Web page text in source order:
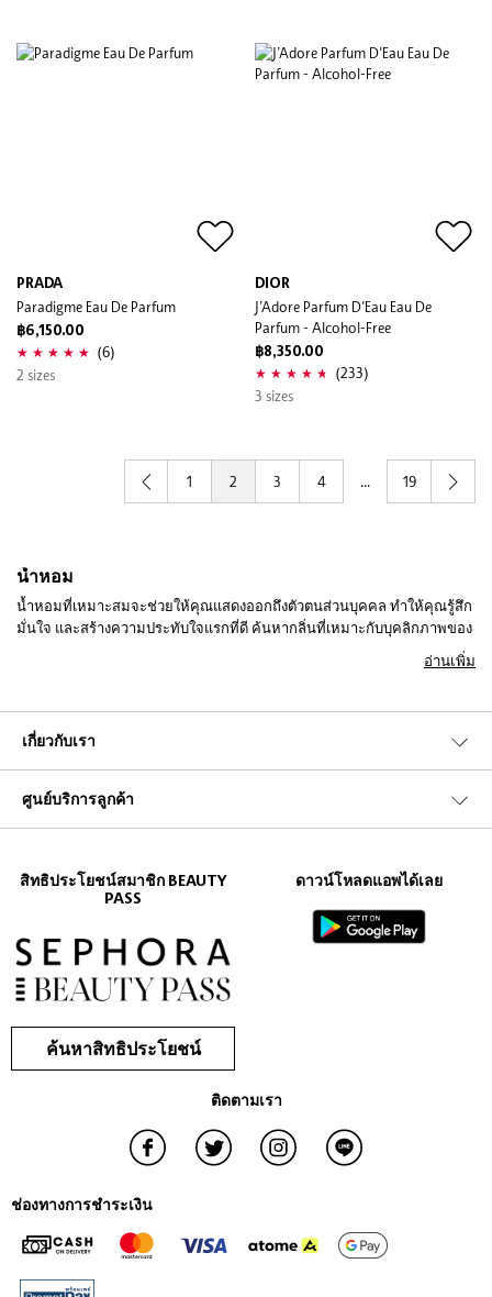
PRADA
Paradigme Eau De Parfum
฿6,150.00
(6)
2 sizes
DIOR
J’Adore Parfum D'Eau Eau De
Parfum - Alcohol-Free
฿8,350.00
(233)
3 sizes
1 2 3 4 ... 19
น้ำหอม
น้ำหอมที่เหมาะสมจะช่วยให้คุณแสดงออกถึงตัวตนส่วนบุคคล ทำให้คุณรู้สึก
มั่นใจ และสร้างความประทับใจแรกที่ดี ค้นหากลิ่นที่เหมาะกับบุคลิกภาพของ
คุณจากกลุ่มน้ำหอม สเปรย์ ระงับกลิ่นกาย และอื่นๆ ที่มีให้เลือกมากมายเมื่อ
หากคุณชอบกลิ่นหอมเบาๆ แบบเขตร้อนที่ทำให้นึกถึงการพักผ่อน คุณจะหลง
รักคอลเลกชันน้ำหอม Eau De Toilette ของเรา ซึ่งสามารถสร้างบรรยากาศ
เพื่อเพิ่มสีสันให้กับวันของคุณ น้ำหอมน้ำมันสำหรับผมสามารถช่วยขจัดกลิ่น
ไม่พึงประสงค์จากเส้นผม และยังมีกลิ่นหอมของผลไม้สด เช่น ลิ้นจี่ พีช และ
เรายังมีตัวเลือกของขวัญที่เหมาะสำหรับทุกโอกาส น้ำหอมแต่ละชนิดรับ
ประกันว่าจะติดทนนานและช่วยให้คุณมีความมั่นใจตลอดทั้งวัน สำรวจ
Sephora และค้นพบกลิ่นที่สามารถดึงดูดใจคุณและทุกคนรอบตัวได้อย่าง
แน่นอน
อ่านเพิ่ม
เกี่ยวกับเรา
ศูนย์บริการลูกค้า
สิทธิประโยชน์สมาชิก BEAUTY
PASS
ค้นหาสิทธิประโยชน์
ดาวน์โหลดแอพได้เลย
ติดตามเรา
ช่องทางการชำระเงิน